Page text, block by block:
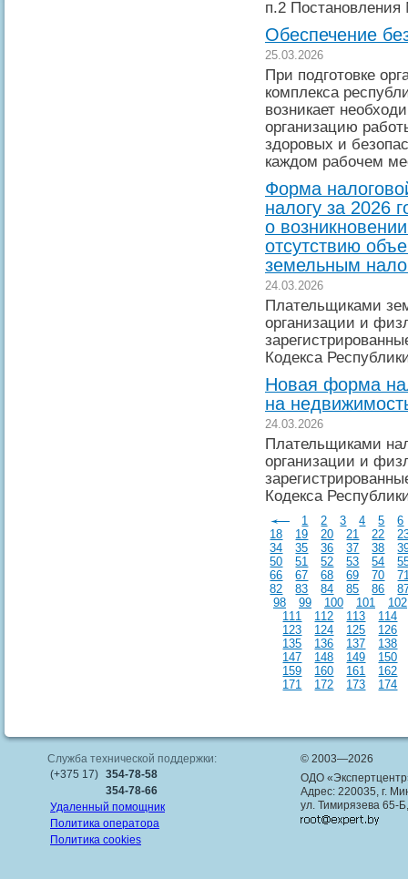
п.2
Обеспечение
25.03.2026
При подготовке
комплекса
возникает
организацию
здоровых и
каждом рабочем
Форма
налогу за 2026
о
отсутствию
земельным
24.03.2026
Плательщиками
организации и
Кодекса
Новая форма
на
24.03.2026
Плательщиками
организации и
Кодекса
1 2 3 4 5
6
18
19 20 21 22
34
35 36 37 38
50
51 52 53 54
66
67 68 69 70
82
83 84 85 86
98
99 100 101
102
111
112 113
114
123
124 125
126
135
136 137
138
147
148 149
150
159
160 161
162
171
172 173 174
Служба технической поддержки:
(+375 17) 354-78-58
354-78-66
Удаленный помощник
Политика оператора
Политика cookies
© 2003—2026
ОДО
Адрес: 220035, г.
ул. Тимирязева 65-